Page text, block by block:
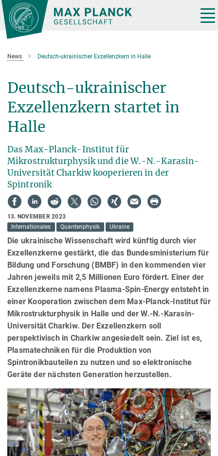
Hauptinhalt
News Deutsch-ukrainischer Exzellenzkern in Halle
Deutsch-ukrainischer
Exzellenzkern startet in
Halle
Das Max-Planck-Institut für
Mikrostrukturphysik und die W.-N.-Karasin-
Universität Charkiw kooperieren in der
Spintronik
13. NOVEMBER 2023
Internationales
Quantenphysik Ukraine
Die ukrainische Wissenschaft wird künftig durch vier
Exzellenzkerne gestärkt, die das Bundesministerium für
Bildung und Forschung (BMBF) in den kommenden vier
Jahren jeweils mit 2,5 Millionen Euro fördert. Einer der
Exzellenzkerne namens Plasma-Spin-Energy entsteht in
einer Kooperation zwischen dem Max-Planck-Institut für
Mikrostrukturphysik in Halle und der W.-N.-Karasin-
Universität Charkiw. Der Exzellenzkern soll
perspektivisch in Charkiw angesiedelt sein. Ziel ist es,
Plasmatechniken für die Produktion von
Spintronikbauteilen zu nutzen und so elektronische
Geräte der nächsten Generation herzustellen.